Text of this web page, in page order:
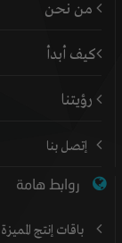
من نحن
كيف أبدأ
رؤيتنا
إتصل بنا
روابط هامة
باقات إنتج المميزة